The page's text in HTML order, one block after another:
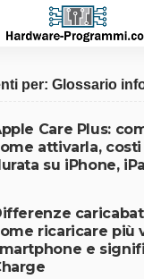
per: Glossario
Care Plus:
attivarla, costi
su iPhone,
ricaricare più
e